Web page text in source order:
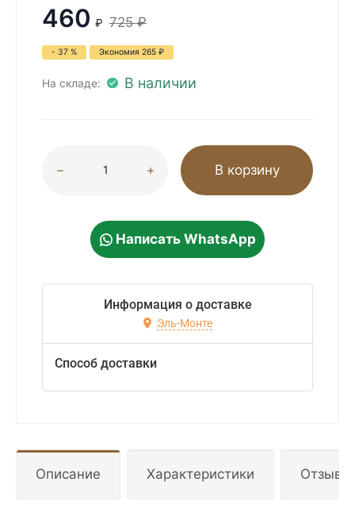
460 ₽ 725 ₽
- 37 % Экономия 265 ₽
На складе: В наличии
В корзину
Написать WhatsApp
Информация о доставке
Эль-Монте
Способ доставки
Описание Характеристики